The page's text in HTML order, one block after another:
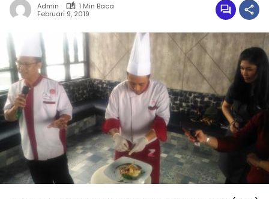
Admin
1 Min Baca
Februari 9, 2019